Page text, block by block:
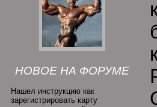
НОВОЕ НА ФОРУМЕ
Нашел инструкцию как
зарегистрировать карту